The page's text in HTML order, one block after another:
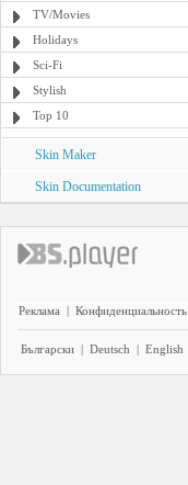
TV/Movies
Holidays
Sci-Fi
Stylish
Top 10
Skin Maker
Skin Documentation
Реклама | Конфиденциальность
Български | Deutsch | English